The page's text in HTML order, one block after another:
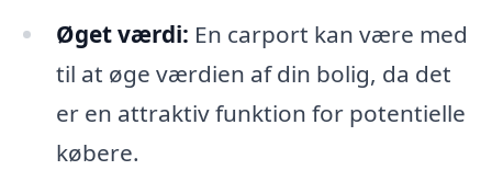
Øget værdi: En carport kan være med
til at øge værdien af din bolig, da det
er en attraktiv funktion for potentielle
købere.